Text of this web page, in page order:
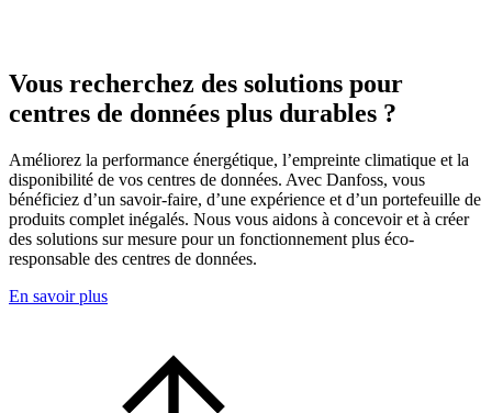
Vous recherchez des solutions pour
centres de données plus durables ?
Améliorez la performance énergétique, l’empreinte climatique et la
disponibilité de vos centres de données. Avec Danfoss, vous
bénéficiez d’un savoir-faire, d’une expérience et d’un portefeuille de
produits complet inégalés. Nous vous aidons à concevoir et à créer
des solutions sur mesure pour un fonctionnement plus éco-
responsable des centres de données.
En savoir plus